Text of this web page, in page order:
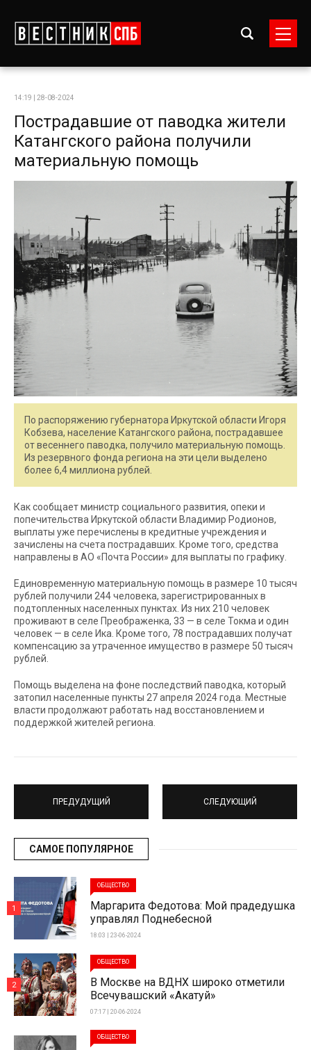
14:19 | 28-08-2024
Пострадавшие от паводка жители
Катангского района получили
материальную помощь
По распоряжению губернатора Иркутской области Игоря
Кобзева, население Катангского района, пострадавшее
от весеннего паводка, получило материальную помощь.
Из резервного фонда региона на эти цели выделено
более 6,4 миллиона рублей.
Как сообщает министр социального развития, опеки и
попечительства Иркутской области Владимир Родионов,
выплаты уже перечислены в кредитные учреждения и
зачислены на счета пострадавших. Кроме того, средства
направлены в АО «Почта России» для выплаты по графику.
Единовременную материальную помощь в размере 10 тысяч
рублей получили 244 человека, зарегистрированных в
подтопленных населенных пунктах. Из них 210 человек
проживают в селе Преображенка, 33 — в селе Токма и один
человек — в селе Ика. Кроме того, 78 пострадавших получат
компенсацию за утраченное имущество в размере 50 тысяч
рублей.
Помощь выделена на фоне последствий паводка, который
затопил населенные пункты 27 апреля 2024 года. Местные
власти продолжают работать над восстановлением и
поддержкой жителей региона.
ПРЕДУДУЩИЙ СЛЕДУЮЩИЙ
САМОЕ ПОПУЛЯРНОЕ
ОБЩЕСТВО
Маргарита Федотова: Мой прадедушка
управлял Поднебесной
18:03 | 23-06-2024
1
ОБЩЕСТВО
В Москве на ВДНХ широко отметили
Всечувашский «Акатуй»
07:17 | 20-06-2024
2
ОБЩЕСТВО